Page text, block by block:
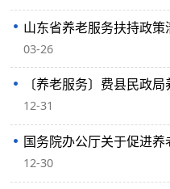
山东省养老服务扶持政策
03-26
〔养老服务〕费县民政
12-31
国务院办公厅关于促进
12-30